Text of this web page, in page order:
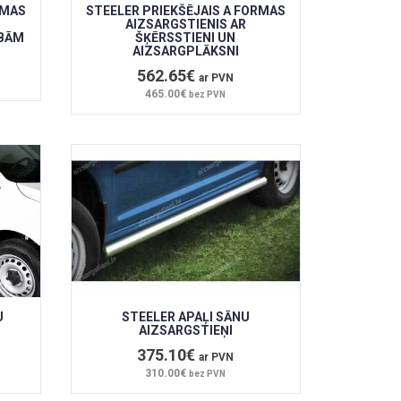
STEELER PRIEKŠĒJAIS A FORMAS
AIZSARGSTIENIS AR
ŠĶĒRSSTIENI UN
AIZSARGPLĀKSNI
562.65€ar PVN
465.00€bez PVN
STEELER APAĻI SĀNU
AIZSARGSTIEŅI
375.10€ar PVN
310.00€bez PVN